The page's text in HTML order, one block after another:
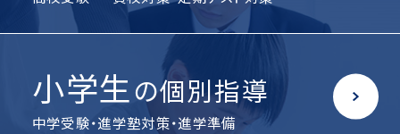
小学生の個別指導
中学受験・進学塾対策・進学準備